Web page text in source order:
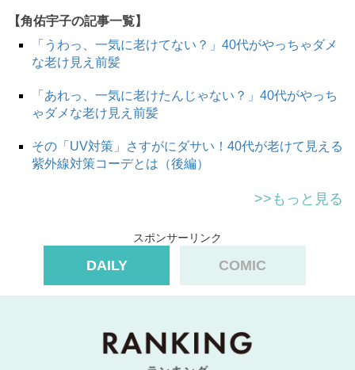
ーチェックシャツをレディース仕様の細身シャツで着こな
すと、なんとなく今のトレンドから外れた絶妙な時代遅れ
感が出てしまいます。また、バッファローチェック自体、
っぽく見えやすく、着こなし方にもやや注意が必要です
ね。新たにチェックシャツを購入する場合は、チェックの
柄が大きすぎないデザインを選ぶと良さそうです。
キャリア層に人気だったウィンドペーンチェックシ
【角佑宇子の記事一覧】
「うわっ、一気に老けてない？」40代がやっちゃダメ
な老け見え前髪
「あれっ、一気に老けたんじゃない？」40代がやっち
ゃダメな老け見え前髪
その「UV対策」さすがにダサい！40代が老けて見える
紫外線対策コーデとは（後編）
>>もっと見る
スポンサーリンク
DAILY COMIC